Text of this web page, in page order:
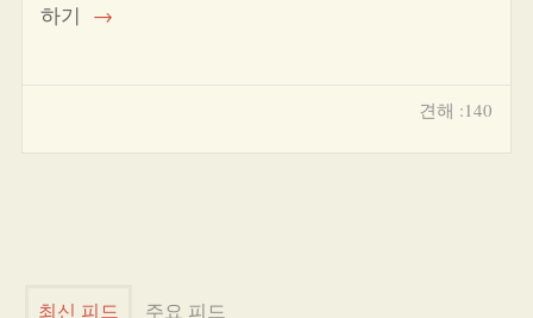
하기 →
견해 :140
최신 피드 주요 피드